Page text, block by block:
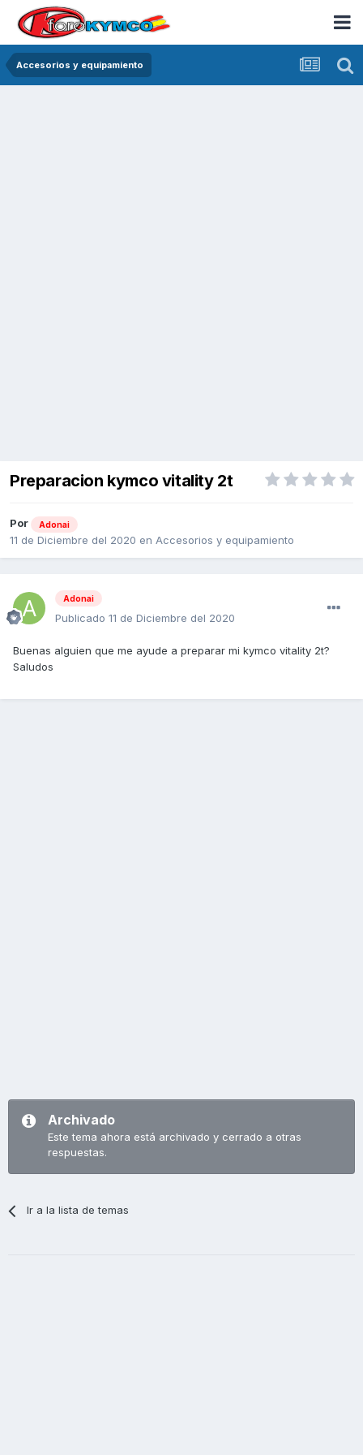
Accesorios y equipamiento
Preparacion kymco vitality 2t
Por Adonai
11 de Diciembre del 2020 en Accesorios y equipamiento
Adonai
Publicado 11 de Diciembre del 2020
Buenas alguien que me ayude a preparar mi kymco vitality 2t?
Saludos
Archivado
Este tema ahora está archivado y cerrado a otras
respuestas.
Ir a la lista de temas